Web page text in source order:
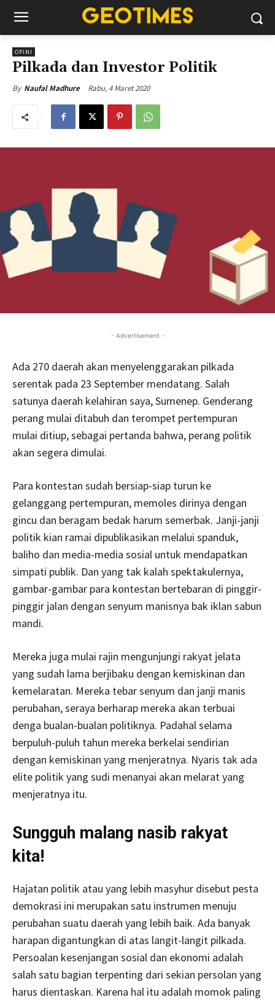
OPINI
Pilkada dan Investor Politik
By Naufal Madhure Rabu, 4 Maret 2020
- Advertisement -
Ada 270 daerah akan menyelenggarakan pilkada
serentak pada 23 September mendatang. Salah
satunya daerah kelahiran saya, Sumenep. Genderang
perang mulai ditabuh dan terompet pertempuran
mulai ditiup, sebagai pertanda bahwa, perang politik
akan segera dimulai.
Para kontestan sudah bersiap-siap turun ke
gelanggang pertempuran, memoles dirinya dengan
gincu dan beragam bedak harum semerbak. Janji-janji
politik kian ramai dipublikasikan melalui spanduk,
baliho dan media-media sosial untuk mendapatkan
simpati publik. Dan yang tak kalah spektakulernya,
gambar-gambar para kontestan bertebaran di pinggir-
pinggir jalan dengan senyum manisnya bak iklan sabun
mandi.
Mereka juga mulai rajin mengunjungi rakyat jelata
yang sudah lama berjibaku dengan kemiskinan dan
kemelaratan. Mereka tebar senyum dan janji manis
perubahan, seraya berharap mereka akan terbuai
denga bualan-bualan politiknya. Padahal selama
berpuluh-puluh tahun mereka berkelai sendirian
dengan kemiskinan yang menjeratnya. Nyaris tak ada
elite politik yang sudi menanyai akan melarat yang
menjeratnya itu.
Sungguh malang nasib rakyat
kita!
Hajatan politik atau yang lebih masyhur disebut pesta
demokrasi ini merupakan satu instrumen menuju
perubahan suatu daerah yang lebih baik. Ada banyak
harapan digantungkan di atas langit-langit pilkada.
Persoalan kesenjangan sosial dan ekonomi adalah
salah satu bagian terpenting dari sekian persolan yang
harus dientaskan. Karena hal itu adalah momok paling